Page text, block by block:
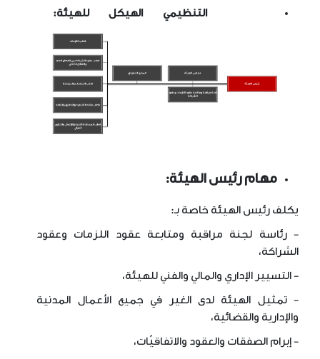
التنظيمي الهيكل للهيئة:
مهام رئيس الهيئة:
يكلف رئيس الهيئة خاصة بـ:
- رئاسة لجنة مراقبة ومتابعة عقود اللزمات وعقود
الشراكة،
- التسيير الإداري والمالي والفني للهيئة،
- تمثيل الهيئة لدى الغير في جميع الأعمال المدنية
والإدارية والقضائية،
- إبرام الصفقات والعقود والاتفاقيّات،